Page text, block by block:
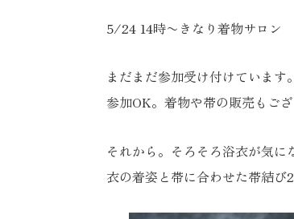
5/24 14時〜きなり着物サロン
まだまだ参加受け付けていま
参加OK。着物や帯の販売もご
それから。そろそろ浴衣が気
衣の着姿と帯に合わせた帯結